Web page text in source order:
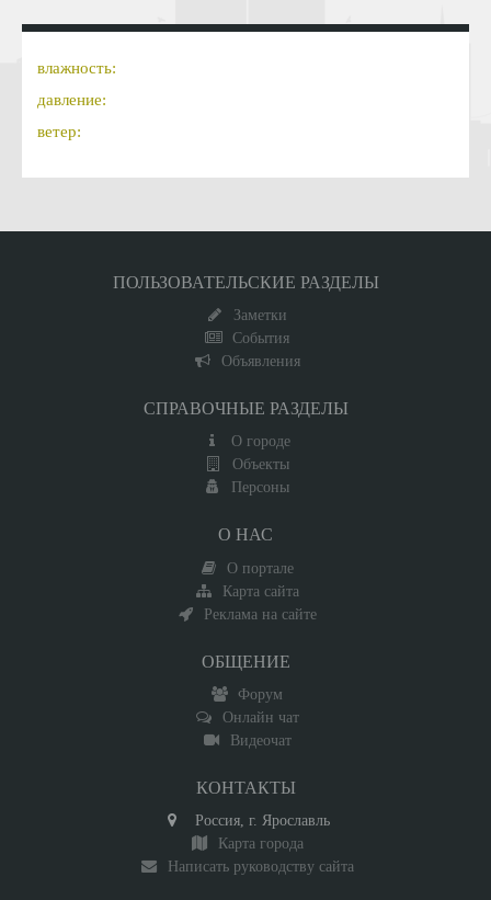
влажность:
давление:
ветер:
ПОЛЬЗОВАТЕЛЬСКИЕ РАЗДЕЛЫ
Заметки
События
Объявления
СПРАВОЧНЫЕ РАЗДЕЛЫ
О городе
Объекты
Персоны
О НАС
О портале
Карта сайта
Реклама на сайте
ОБЩЕНИЕ
Форум
Онлайн чат
Видеочат
КОНТАКТЫ
Россия, г. Ярославль
Карта города
Написать руководству сайта